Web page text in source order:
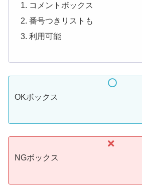
コメントボックス
番号つきリストも
利用可能
OKボックス
NGボックス